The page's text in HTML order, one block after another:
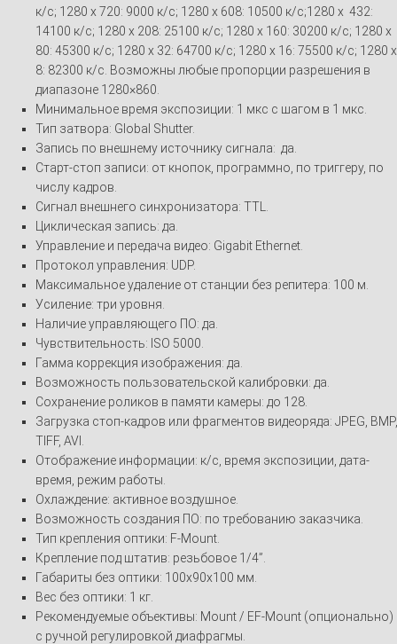
к/c; 1280 x 720: 9000 к/c; 1280 x 608: 10500 к/c;1280 x 432:
14100 к/c; 1280 x 208: 25100 к/c; 1280 x 160: 30200 к/c; 1280 x
80: 45300 к/c; 1280 x 32: 64700 к/c; 1280 x 16: 75500 к/c; 1280 x
8: 82300 к/c. Возможны любые пропорции разрешения в
диапазоне 1280×860.
Минимальное время экспозиции: 1 мкс с шагом в 1 мкс.
Тип затвора: Global Shutter.
Запись по внешнему источнику сигнала: да.
Старт-стоп записи: от кнопок, программно, по триггеру, по
числу кадров.
Сигнал внешнего синхронизатора: TTL.
Циклическая запись: да.
Управление и передача видео: Gigabit Ethernet.
Протокол управления: UDP.
Максимальное удаление от станции без репитера: 100 м.
Усиление: три уровня.
Наличие управляющего ПО: да.
Чувствительность: ISO 5000.
Гамма коррекция изображения: да.
Возможность пользовательской калибровки: да.
Сохранение роликов в памяти камеры: до 128.
Загрузка стоп-кадров или фрагментов видеоряда: JPEG, BMP,
TIFF, AVI.
Отображение информации: к/c, время экспозиции, дата-
время, режим работы.
Охлаждение: активное воздушное.
Возможность создания ПО: по требованию заказчика.
Тип крепления оптики: F-Mount.
Крепление под штатив: резьбовое 1/4”.
Габариты без оптики: 100х90х100 мм.
Вес без оптики: 1 кг.
Рекомендуемые объективы: Mount / EF-Mount (опционально)
с ручной регулировкой диафрагмы.